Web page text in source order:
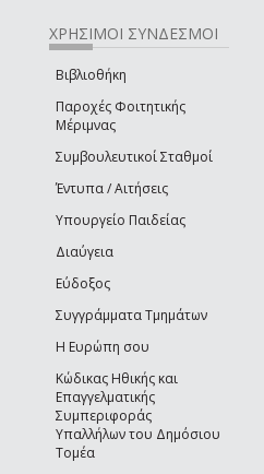
e-mail)
ΧΡΗΣΙΜΟΙ ΣΥΝΔΕΣΜΟΙ
Βιβλιοθήκη
Παροχές Φοιτητικής
Μέριμνας
Συμβουλευτικοί Σταθμοί
Έντυπα / Αιτήσεις
Υπουργείο Παιδείας
Διαύγεια
Εύδοξος
Συγγράμματα Τμημάτων
Η Ευρώπη σου
Κώδικας Ηθικής και
Επαγγελματικής
Συμπεριφοράς
Υπαλλήλων του Δημόσιου
Τομέα